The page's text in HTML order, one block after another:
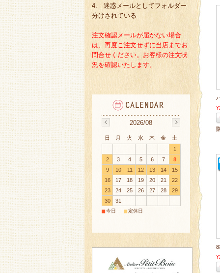
8
4. 迷惑メールとしてフォルダー
分けされている
注文確認メールが届かない場合
は、再度ご注文せずに当店までお
問合せください。 お客様の注文状
況を確認いたします。
2026/08
日 月 火 水 木 金
土
1
2
3 4 5 6 7
8
9
10 11 12 13 14
15
16
17 18 19 20 21
22
23
24 25 26 27 28
29
30
31
■今日 ■定休日